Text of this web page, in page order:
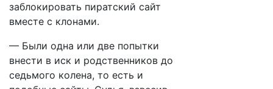
заблокировать пиратский сайт
вместе с клонами.
— Были одна или две попытки
внести в иск и родственников до
седьмого колена, то есть и